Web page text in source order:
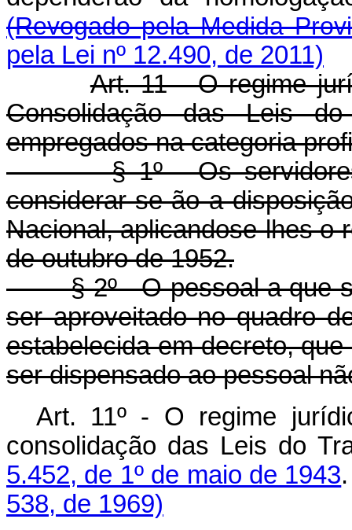
(Revogado pela Medida
pela Lei nº 12.490, de 2011)
Art. 11 - O regime
Consolidação das Leis
empregados na categoria
§ 1º - Os servidores
considerar-se-ão a
Nacional, aplicandose-lhes o
de outubro de 1952.
§ 2º - O pessoal a que se
ser aproveitado no quadro
estabelecida em decreto,
ser dispensado ao pessoal
Art. 11º - O regime
consolidação das Leis do
5.452, de 1º de maio de 1943
538, de 1969)